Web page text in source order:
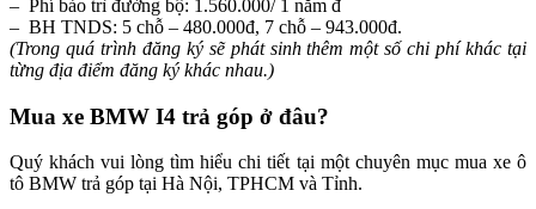
– Phí bảo trì đường bộ: 1.560.000/ 1 năm đ
– BH TNDS: 5 chỗ – 480.000đ, 7 chỗ – 943.000đ.
(Trong quá trình đăng ký sẽ phát sinh thêm một số chi phí khác tại
từng địa điểm đăng ký khác nhau.)
Mua xe BMW I4 trả góp ở đâu?
Quý khách vui lòng tìm hiểu chi tiết tại một chuyên mục mua xe ô
tô BMW trả góp tại Hà Nội, TPHCM và Tỉnh.